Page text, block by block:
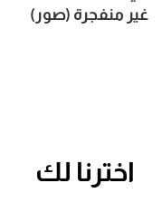
غير منفجرة (صور)
اخترنا لك